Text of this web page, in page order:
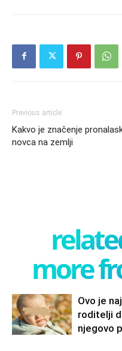
Previous article
Kakvo je značenje
novca na zemlji
more
Ovo je
roditelji
njegovo